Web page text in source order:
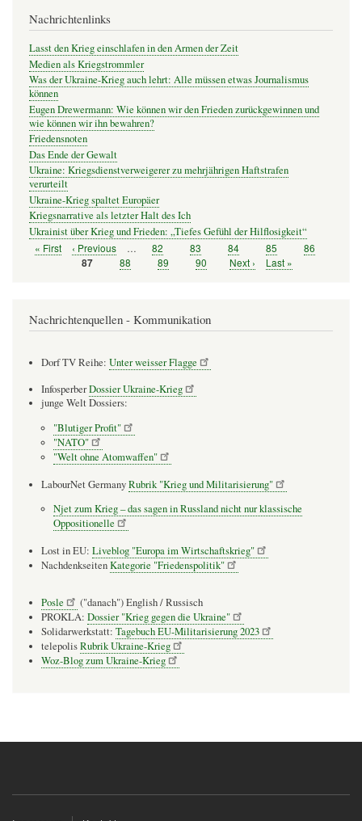
Nachrichtenlinks
Lasst den Krieg einschlafen in den Armen der Zeit
Medien als Kriegstrommler
Was der Ukraine-Krieg auch lehrt: Alle müssen etwas Journalismus
können
Eugen Drewermann: Wie können wir den Frieden zurückgewinnen und
wie können wir ihn bewahren?
Friedensnoten
Das Ende der Gewalt
Ukraine: Kriegsdienstverweigerer zu mehrjährigen Haftstrafen
verurteilt
Ukraine-Krieg spaltet Europäer
Kriegsnarrative als letzter Halt des Ich
Ukrainist über Krieg und Frieden: „Tiefes Gefühl der Hilflosigkeit“
Seitennummerierung
Erste
« First
Vorherige
Seite
‹ Previous … Seite
82 Seite
83 Seite
84 Seite
85 Seite
86
Seite
87 Seite
88 Seite
89 Seite
90
Nächste
Next ›
Letzte
Last »
Nachrichtenquellen - Kommunikation
Dorf TV Reihe: Unter weisser Flagge
InfosperberDossier Ukraine-Krieg
junge Welt Dossiers:
"Blutiger Profit"
"NATO"
"Welt ohne Atomwaffen"
LabourNet GermanyRubrik "Krieg und Militarisierung"
Njet zum Krieg – das sagen in Russland nicht nur klassische
Oppositionelle
Lost in EU: Liveblog "Europa im Wirtschaftskrieg"
NachdenkseitenKategorie "Friedenspolitik"
Posle
("danach") English / Russisch
PROKLA: Dossier "Krieg gegen die Ukraine"
Solidarwerkstatt: Tagebuch EU-Militarisierung 2023
telepolisRubrik Ukraine-Krieg
Woz-Blog zum Ukraine-Krieg